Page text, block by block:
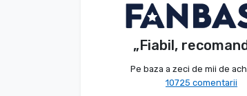
„Fiabil,
Pe baza a zeci de mii de
10725 comentarii
Anonim
2026. 08.
Tipuri de produse